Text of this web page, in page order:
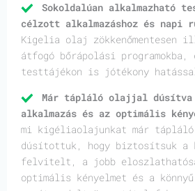
Sokoldalúan alkalmazható
célzott alkalmazáshoz és napi
Kigelia olaj zökkenőmentesen
átfogó bőrápolási programokba,
testtájékon is jótékony
Már tápláló olajjal dúsítva
alkalmazás és az optimális
mi kigéliaolajunkat már
dúsítottuk, hogy biztosítsuk a
felvitelt, a jobb
optimális kényelmet és a